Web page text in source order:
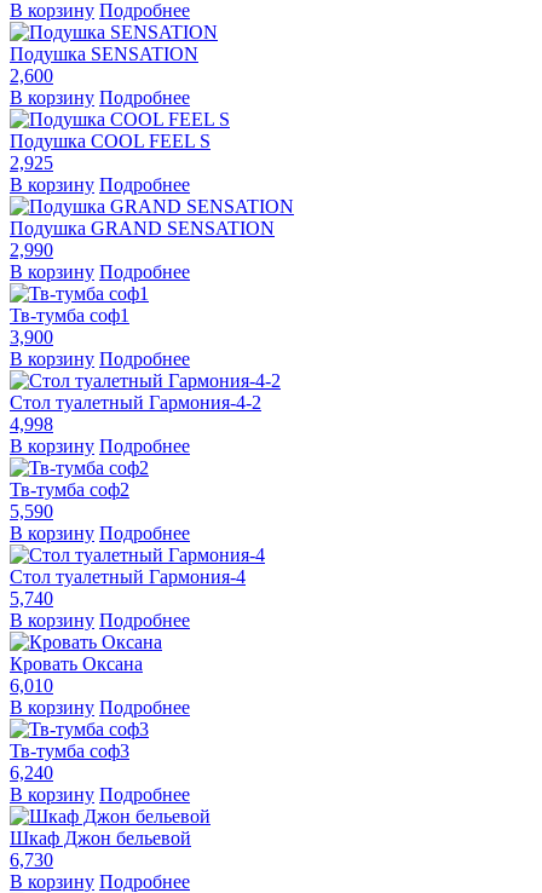
В корзину Подробнее
Подушка SENSATION
2,600
В корзину Подробнее
Подушка COOL FEEL S
2,925
В корзину Подробнее
Подушка GRAND SENSATION
2,990
В корзину Подробнее
Тв-тумба соф1
3,900
В корзину Подробнее
Стол туалетный Гармония-4-2
4,998
В корзину Подробнее
Тв-тумба соф2
5,590
В корзину Подробнее
Стол туалетный Гармония-4
5,740
В корзину Подробнее
Кровать Оксана
6,010
В корзину Подробнее
Тв-тумба соф3
6,240
В корзину Подробнее
Шкаф Джон бельевой
6,730
В корзину Подробнее